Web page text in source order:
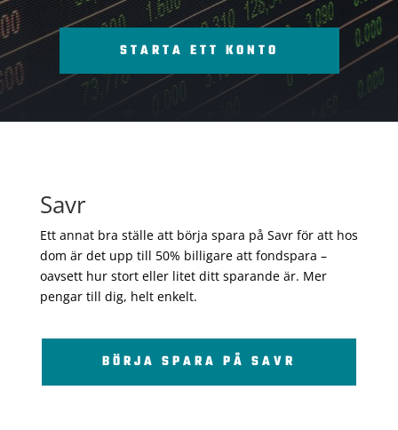
STARTA ETT KONTO
Savr
Ett annat bra ställe att börja spara på Savr för att hos
dom är det upp till 50% billigare att fondspara –
oavsett hur stort eller litet ditt sparande är. Mer
pengar till dig, helt enkelt.
BÖRJA SPARA PÅ SAVR